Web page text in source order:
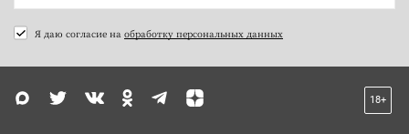
Я даю согласие на обработку персональных данных
18+